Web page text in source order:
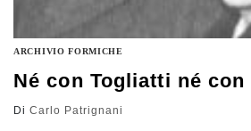
ARCHIVIO FORMICHE
Né con Togliatti né con
Di Carlo Patrignani